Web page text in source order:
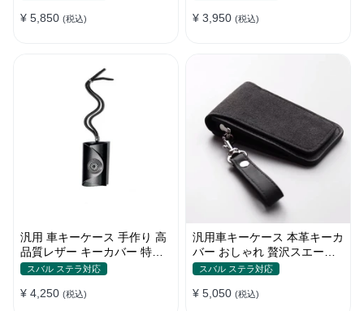
¥ 5,850 (税込) ¥ 3,950 (税込)
汎用 車キーケース 手作り 高
品質レザー キーカバー 特別
デザイン 手触りいい
スバル ステラ対応
¥ 4,250 (税込)
汎用車キーケース 本革キーカ
バー おしゃれ 贅沢スエード
格好良いデザイン
スバル ステラ対応
¥ 5,050 (税込)